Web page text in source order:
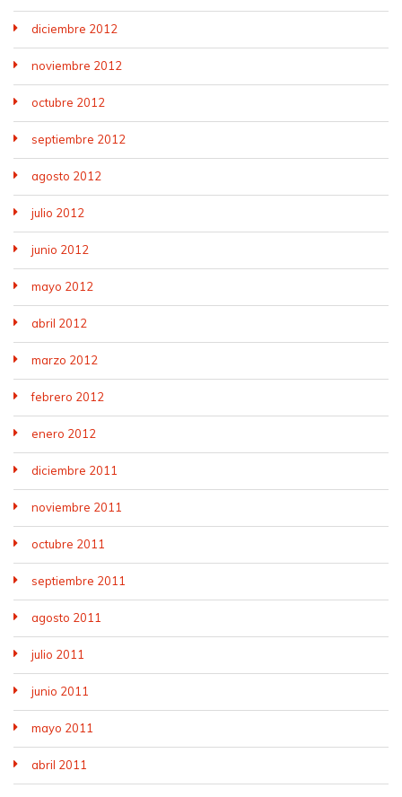
diciembre 2012
noviembre 2012
octubre 2012
septiembre 2012
agosto 2012
julio 2012
junio 2012
mayo 2012
abril 2012
marzo 2012
febrero 2012
enero 2012
diciembre 2011
noviembre 2011
octubre 2011
septiembre 2011
agosto 2011
julio 2011
junio 2011
mayo 2011
abril 2011